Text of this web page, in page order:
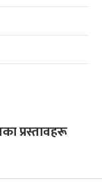
प्रस्तावहरू